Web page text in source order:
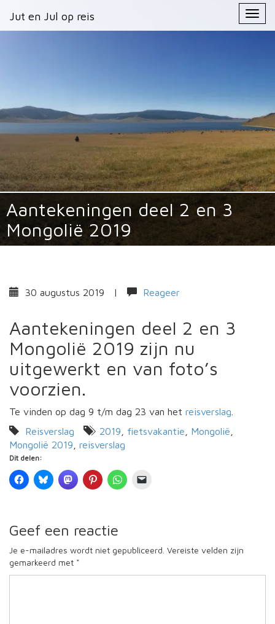
Jut en Jul op reis
Primary
Menu
Jut en Jul op reis
Aantekeningen deel 2 en 3
Mongolië 2019
30 augustus 2019 | Reageer
Aantekeningen deel 2 en 3
Mongolië 2019 zijn nu
uitgewerkt en van foto’s
voorzien.
Te vinden op dag 9 t/m dag 23 van het reisverslag
Reisverslag
2019 fietsvakantie Mongolië
Mongolië 2019
reisverslag
Dit delen:
Geef een reactie
Je e-mailadres wordt niet gepubliceerd. Vereiste velden zijn
gemarkeerd met *